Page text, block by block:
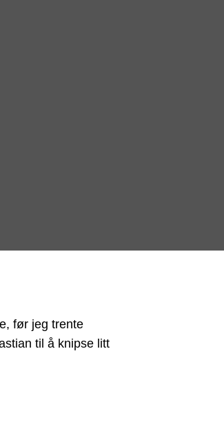
før jeg trente
til å knipse litt